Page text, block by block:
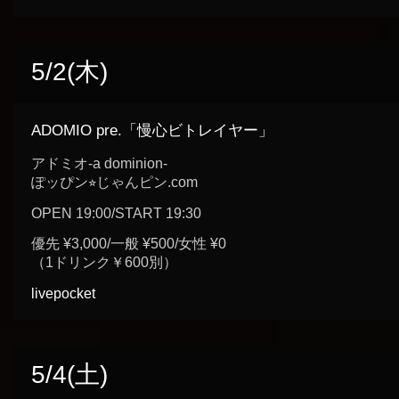
5/2(木)
ADOMIO pre.「慢心ビトレイヤー」
アドミオ-a dominion-
ぽッぴン⭐︎じゃんピン.com
OPEN 19:00/START 19:30
優先 ¥3,000/一般 ¥500/女性 ¥0
（1ドリンク￥600別）
livepocket
5/4(土)